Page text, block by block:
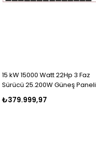
15 kW 15000 Watt 22Hp 3 Faz
Sürücü 25.200W Güneş Paneli
Sulama Paket-26
₺379.999,97